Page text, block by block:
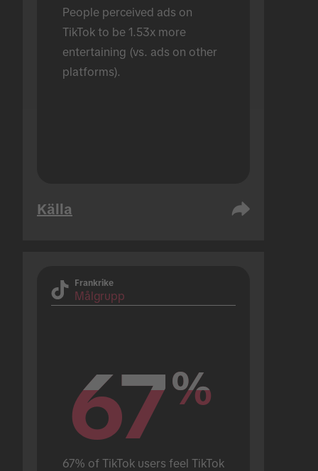
People perceived ads on
TikTok to be 1.53x more
entertaining (vs. ads on other
platforms).
Källa
Frankrike
Målgrupp
67%
67%
67% of TikTok users feel TikTok